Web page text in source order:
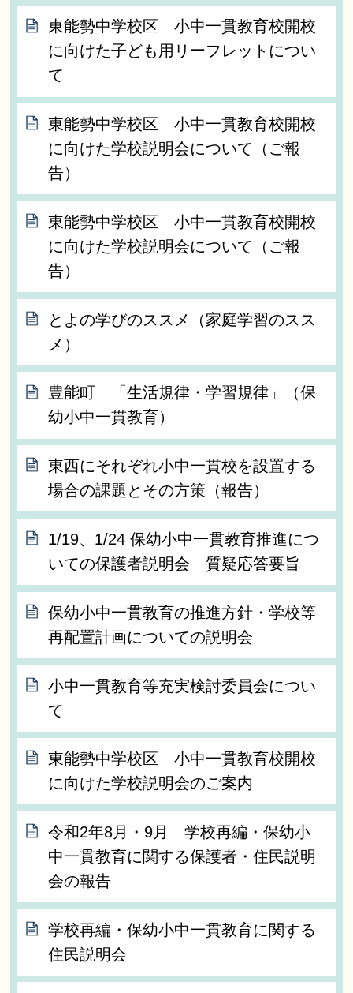
東能勢中学校区 小中一貫教育校開校
に向けた子ども用リーフレットについ
て
東能勢中学校区 小中一貫教育校開校
に向けた学校説明会について（ご報
告）
東能勢中学校区 小中一貫教育校開校
に向けた学校説明会について（ご報
告）
とよの学びのススメ（家庭学習のスス
メ）
豊能町 「生活規律・学習規律」（保
幼小中一貫教育）
東西にそれぞれ小中一貫校を設置する
場合の課題とその方策（報告）
1/19、1/24 保幼小中一貫教育推進につ
いての保護者説明会 質疑応答要旨
保幼小中一貫教育の推進方針・学校等
再配置計画についての説明会
小中一貫教育等充実検討委員会につい
て
東能勢中学校区 小中一貫教育校開校
に向けた学校説明会のご案内
令和2年8月・9月 学校再編・保幼小
中一貫教育に関する保護者・住民説明
会の報告
学校再編・保幼小中一貫教育に関する
住民説明会